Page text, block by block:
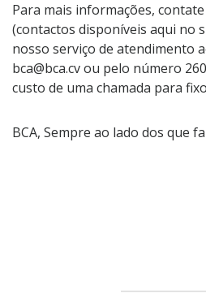
Para mais informações,
(contactos disponíveis aqui no
nosso serviço de atendimento
bca@bca.cv ou pelo número
custo de uma chamada para
BCA, Sempre ao lado dos que